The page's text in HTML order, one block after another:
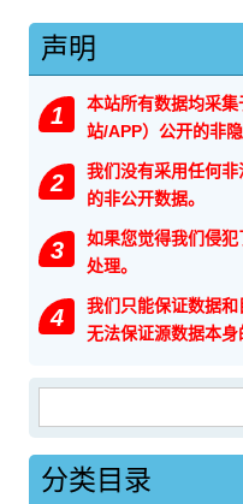
声明
1
本站所有数据均采
站/APP）公开的非
2
我们没有采用任何
的非公开数据。
3
如果您觉得我们侵
处理。
4
我们只能保证数据和
无法保证源数据本身
分类目录